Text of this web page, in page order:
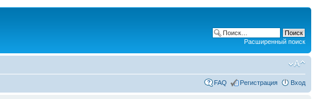
Расширенный поиск
FAQ Регистрация Вход